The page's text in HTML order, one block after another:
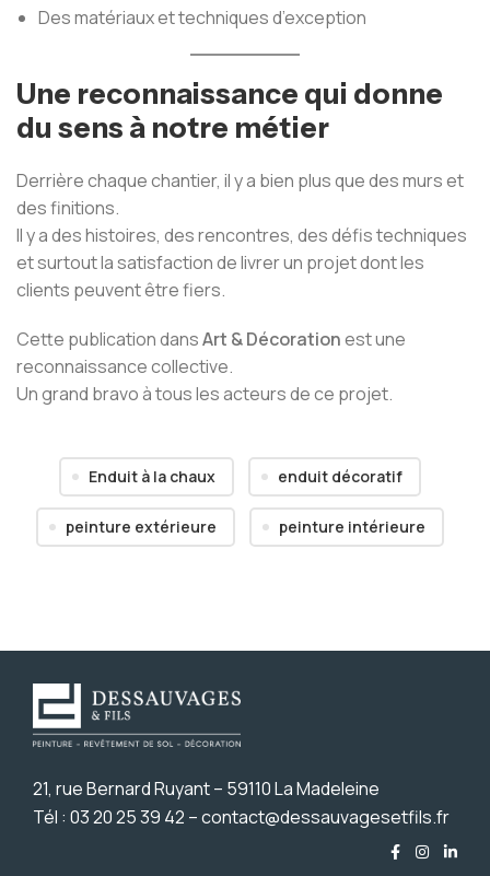
Des matériaux et techniques d’exception
Une reconnaissance qui donne
du sens à notre métier
Derrière chaque chantier, il y a bien plus que des murs et
des finitions.
Il y a des histoires, des rencontres, des défis techniques
et surtout la satisfaction de livrer un projet dont les
clients peuvent être fiers.
Cette publication dansArt & Décorationest une
reconnaissance collective.
Un grand bravo à tous les acteurs de ce projet.
Enduit à la chaux enduit décoratif
peinture extérieure peinture intérieure
21, rue Bernard Ruyant – 59110 La Madeleine
Tél : 03 20 25 39 42 – contact@dessauvagesetfils.fr